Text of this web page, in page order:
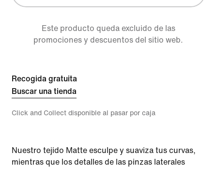
Este producto queda excluido de las
promociones y descuentos del sitio web.
Recogida gratuita
Buscar una tienda
Click and Collect disponible al pasar por caja
Nuestro tejido Matte esculpe y suaviza tus curvas,
mientras que los detalles de las pinzas laterales